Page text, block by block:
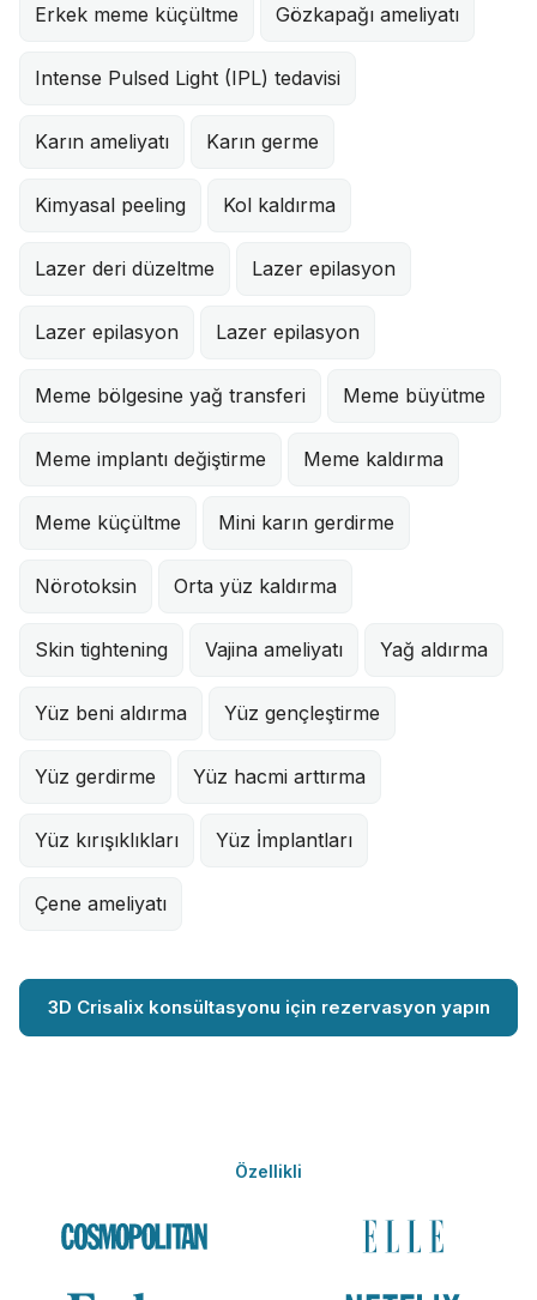
Erkek meme küçültme Gözkapağı ameliyatı
Intense Pulsed Light (IPL) tedavisi
Karın ameliyatı Karın germe
Kimyasal peeling Kol kaldırma
Lazer deri düzeltme Lazer epilasyon
Lazer epilasyon Lazer epilasyon
Meme bölgesine yağ transferi Meme büyütme
Meme implantı değiştirme Meme kaldırma
Meme küçültme Mini karın gerdirme
Nörotoksin Orta yüz kaldırma
Skin tightening Vajina ameliyatı Yağ aldırma
Yüz beni aldırma Yüz gençleştirme
Yüz gerdirme Yüz hacmi arttırma
Yüz kırışıklıkları Yüz İmplantları
Çene ameliyatı
3D Crisalix konsültasyonu için rezervasyon yapın
Özellikli